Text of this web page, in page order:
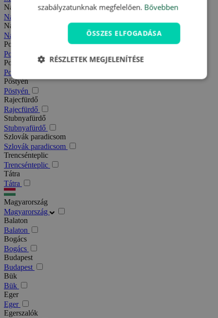
Nagy-Fátra
Nagy-Fátra
Nagymegyer
Nagymegyer
Podhajska
Podhajska
Pozsony
Pozsony
Pöstyén
Pöstyén
Rajecfürdő
Rajecfürdő
Stubnyafürdő
Stubnyafürdő
Szlovák paradicsom
Szlovák paradicsom
Trencsénteplic
Trencsénteplic
Tátra
Tátra
Magyarország
Magyarország
Balaton
Balaton
Bogács
Bogács
Budapest
Budapest
Bük
Bük
Eger
Eger
Egerszalók
szabályzatunknak megfelelően. Bővebben
ÖSSZES ELFOGADÁSA
RÉSZLETEK MEGJELENÍTÉSE